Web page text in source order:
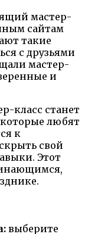
мастер-
сайтам
такие
с друзьями
мастер-
и
класс станет
любят
к
свой
Этот
выберите